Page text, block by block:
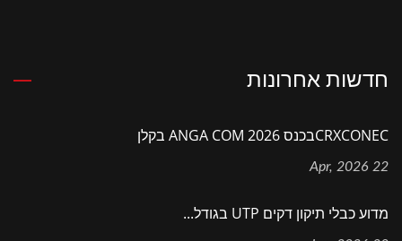
חדשות אחרונות
CRXCONECבכנס ANGA COM 2026 בקלן
22 Apr, 2026
מדוע כבלי תיקון דקים UTP בגודל...